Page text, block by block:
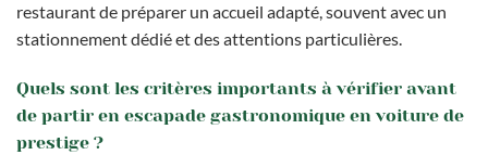
restaurant de préparer un accueil adapté, souvent avec un
stationnement dédié et des attentions particulières.
Quels sont les critères importants à vérifier avant
de partir en escapade gastronomique en voiture de
prestige ?